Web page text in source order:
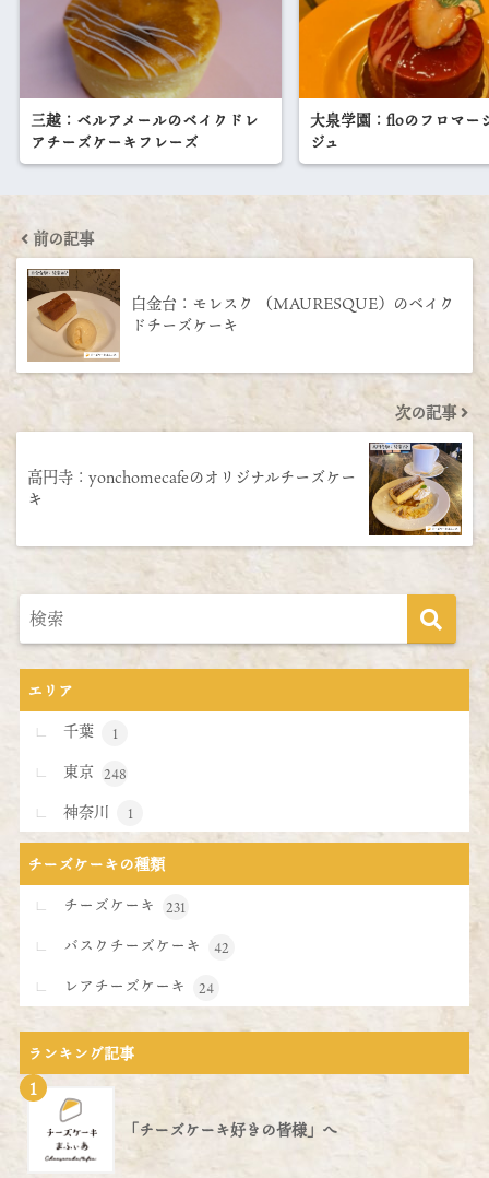
三越：ベルアメールのベイクドレ
アチーズケーキフレーズ
大泉学園：floのフロマー
ジュ
前の記事
白金台：モレスク （MAURESQUE）のベイク
ドチーズケーキ
次の記事
高円寺：yonchomecafeのオリジナルチーズケー
キ
エリア
千葉
1
東京 248
神奈川 1
チーズケーキの種類
チーズケーキ
231
バスクチーズケーキ 42
レアチーズケーキ 24
ランキング記事
1
「チーズケーキ好きの皆様」へ